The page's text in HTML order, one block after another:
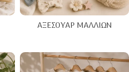
ΑΞΕΣΟΥΆΡ ΜΑΛΛΙΏΝ